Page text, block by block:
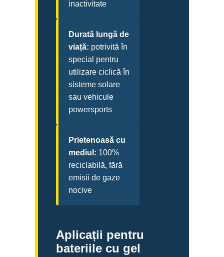
inactivitate
Durată lungă de
viață: potrivită în
special pentru
utilizare ciclică în
sisteme solare
sau vehicule
powersports
Prietenoasă cu
mediul: 100%
reciclabilă, fără
emisii de gaze
nocive
Aplicații pentru
bateriile cu gel